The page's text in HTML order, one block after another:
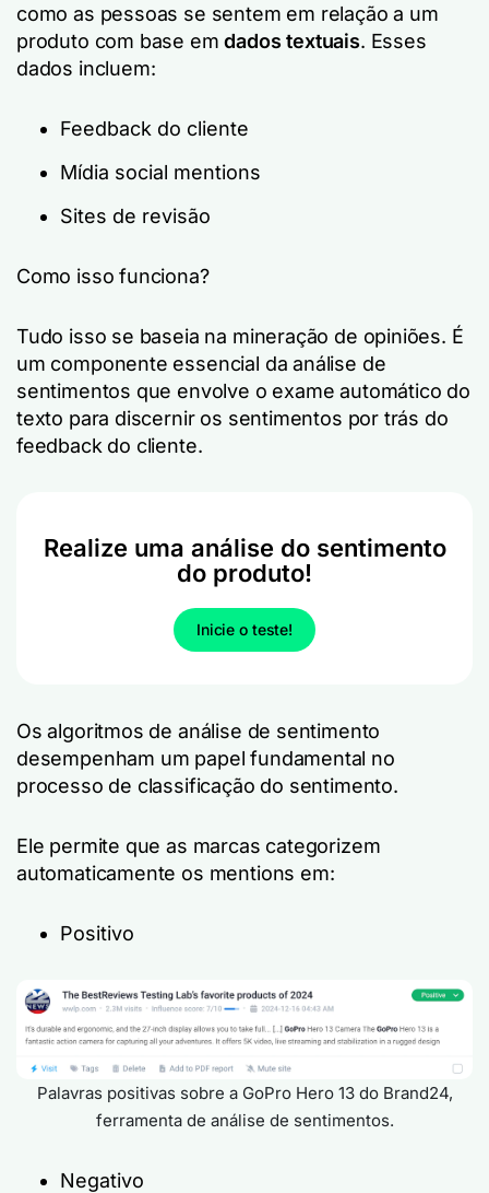
como as pessoas se sentem em relação a um
produto com base emdados textuais. Esses
dados incluem:
Feedback do cliente
Mídia social mentions
Sites de revisão
Como isso funciona?
Tudo isso se baseia na mineração de opiniões. É
um componente essencial da análise de
sentimentos que envolve o exame automático do
texto para discernir os sentimentos por trás do
feedback do cliente.
Realize uma análise do sentimento
do produto!
Inicie o teste!
Os algoritmos de análise de sentimento
desempenham um papel fundamental no
processo de classificação do sentimento.
Ele permite que as marcas categorizem
automaticamente os mentions em:
Positivo
Palavras positivas sobre a GoPro Hero 13 do Brand24,
ferramenta de análise de sentimentos.
Negativo